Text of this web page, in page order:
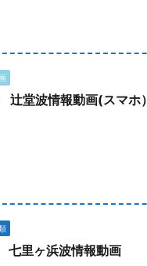
堂波情報動画(スマホ）
里ヶ浜波情報動画